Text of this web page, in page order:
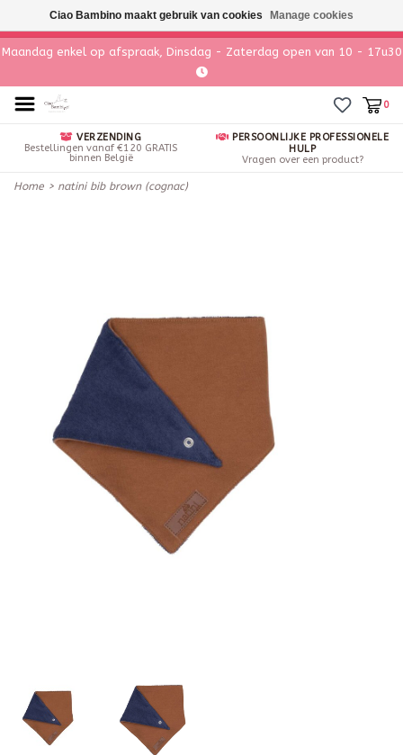
Maandag enkel op afspraak, Dinsdag - Zaterdag open van 10 - 17u30
0
VERZENDING
Bestellingen vanaf €120 GRATIS
binnen België
PERSOONLIJKE PROFESSIONELE
HULP
Vragen over een product?
Home > natini bib brown (cognac)
Ciao Bambino maakt gebruik van cookies Manage cookies